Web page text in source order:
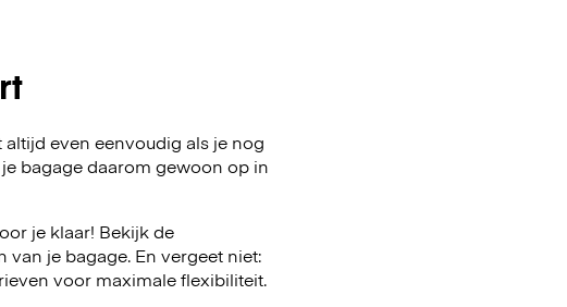
even eenvoudig als je nog
bagage daarom gewoon op in
je klaar! Bekijk de
je bagage. En vergeet niet:
voor maximale flexibiliteit.